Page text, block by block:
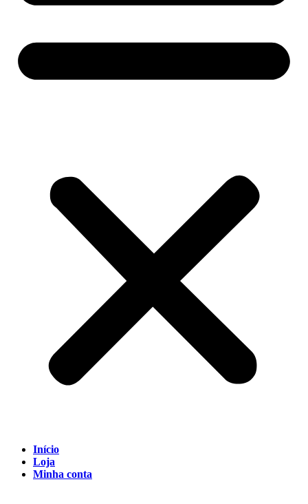
Início
Loja
Minha conta